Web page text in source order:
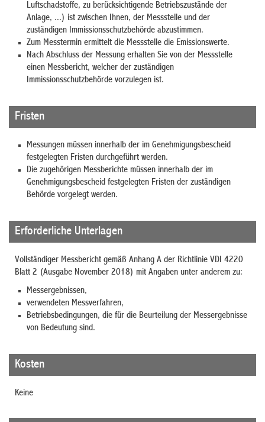
Luftschadstoffe, zu berücksichtigende Betriebszustände der
Anlage, ...) ist zwischen Ihnen, der Messstelle und der
zuständigen Immissionsschutzbehörde abzustimmen.
Zum Messtermin ermittelt die Messstelle die Emissionswerte.
Nach Abschluss der Messung erhalten Sie von der Messstelle
einen Messbericht, welcher der zuständigen
Immissionsschutzbehörde vorzulegen ist.
Fristen
Messungen müssen innerhalb der im Genehmigungsbescheid
festgelegten Fristen durchgeführt werden.
Die zugehörigen Messberichte müssen innerhalb der im
Genehmigungsbescheid festgelegten Fristen der zuständigen
Behörde vorgelegt werden.
Erforderliche Unterlagen
Vollständiger Messbericht gemäß Anhang A der Richtlinie VDI 4220
Blatt 2 (Ausgabe November 2018) mit Angaben unter anderem zu:
Messergebnissen,
verwendeten Messverfahren,
Betriebsbedingungen, die für die Beurteilung der Messergebnisse
von Bedeutung sind.
Kosten
Keine